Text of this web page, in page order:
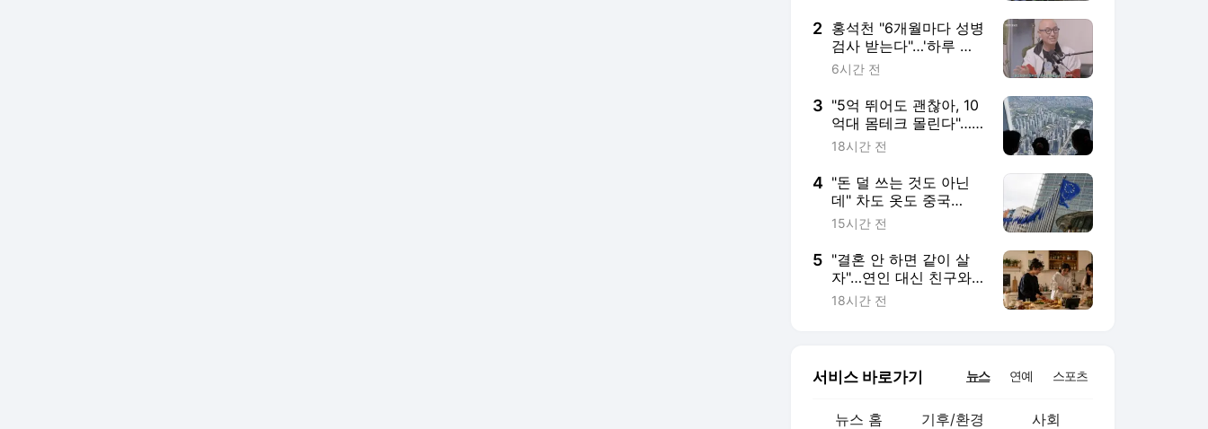
2 홍석천 "6개월마다 성병
검사 받는다"…'하루 한
알' 복용 HIV 예방약 있
6시간 전
3 "5억 뛰어도 괜찮아, 10
억대 몸테크 몰린다"…
중저가 재건축 단지 고
AtoZ]
18시간 전
4 "돈 덜 쓰는 것도 아닌
데" 차도 옷도 중국
산…"전기요금도 너무
末머니]
15시간 전
5 "결혼 안 하면 같이 살
자"…연인 대신 친구와
'집 공동구매'하는 Z세
18시간 전
서비스 바로가기 뉴스 연예 스포츠
뉴스 홈 기후/환경 사회